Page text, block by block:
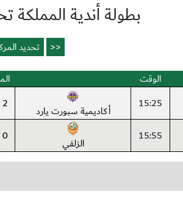
بطولة أندية المملكة تحت16 (الدرجة
الوقت
15:25 أكاديمية سبورت يارد 2 - 1
15:55 الزلفي 0 - 0